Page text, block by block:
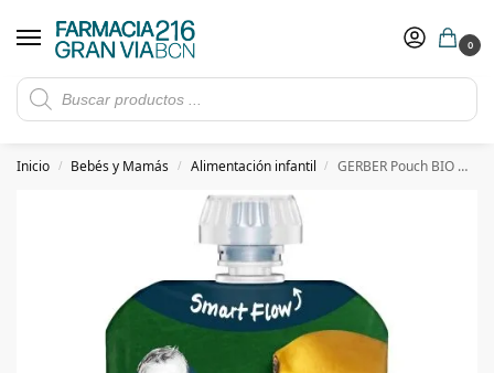
0
Rebajas de verano hasta -30%
​ 5€ de descuento con el cupón 5GRANVIA (compras superiores a 150€)
Inicio / Bebés y Mamás / Alimentación infantil / GERBER Pouch BIO Manzana, Plátano, Arándano y Mora 90gr